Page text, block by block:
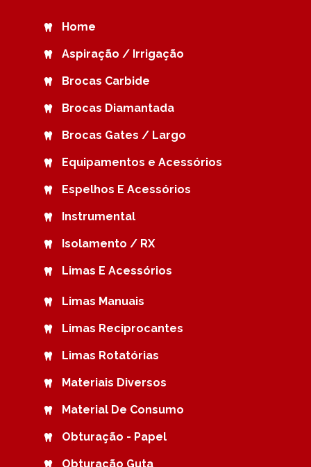
Home
Aspiração / Irrigação
Brocas Carbide
Brocas Diamantada
Brocas Gates / Largo
Equipamentos e Acessórios
Espelhos E Acessórios
Instrumental
Isolamento / RX
Limas E Acessórios
Limas Manuais
Limas Reciprocantes
Limas Rotatórias
Materiais Diversos
Material De Consumo
Obturação - Papel
Obturação Guta